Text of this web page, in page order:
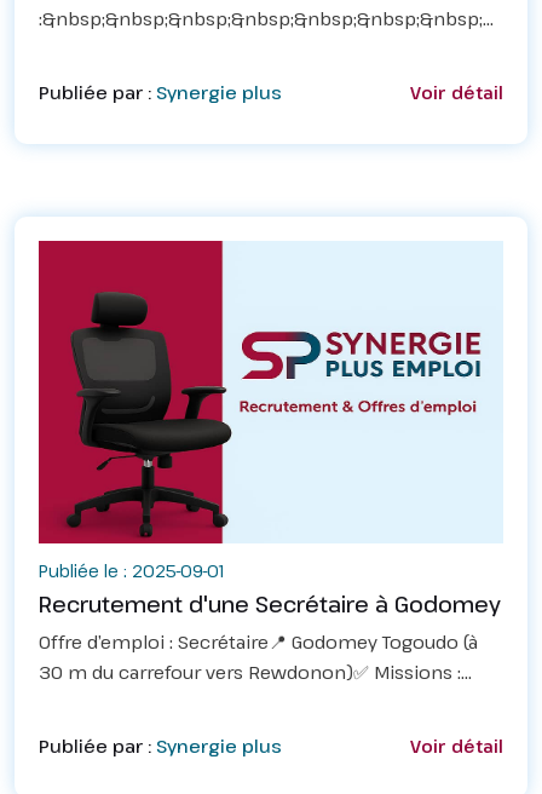
Publiée par : Synergie plus Voir détail
Publiée le : 2025-09-01
Recrutement d'une Secrétaire à Godomey
Offre d’emploi : Secrétaire📍 Godomey Togoudo (à
30 m du carrefour vers Rewdonon)✅ Missions :
documents&nbsp;🎯 Profil : sérieuse, organisée,
bonne communic...
Publiée par : Synergie plus Voir détail